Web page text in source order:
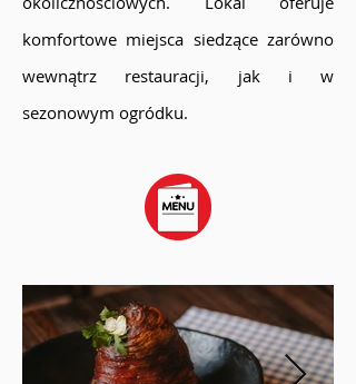
komfortowe miejsca siedzące zarówno
wewnątrz restauracji, jak i w
sezonowym ogródku.